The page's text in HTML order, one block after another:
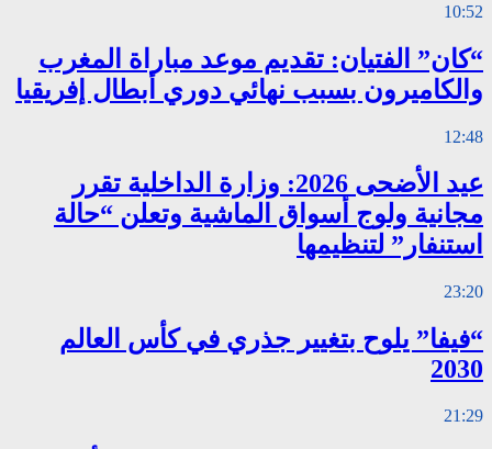
10:52
“كان” الفتيان: تقديم موعد مباراة المغرب
والكاميرون بسبب نهائي دوري أبطال إفريقيا
12:48
عيد الأضحى 2026: وزارة الداخلية تقرر
مجانية ولوج أسواق الماشية وتعلن “حالة
استنفار” لتنظيمها
23:20
“فيفا” يلوح بتغيير جذري في كأس العالم
2030
21:29